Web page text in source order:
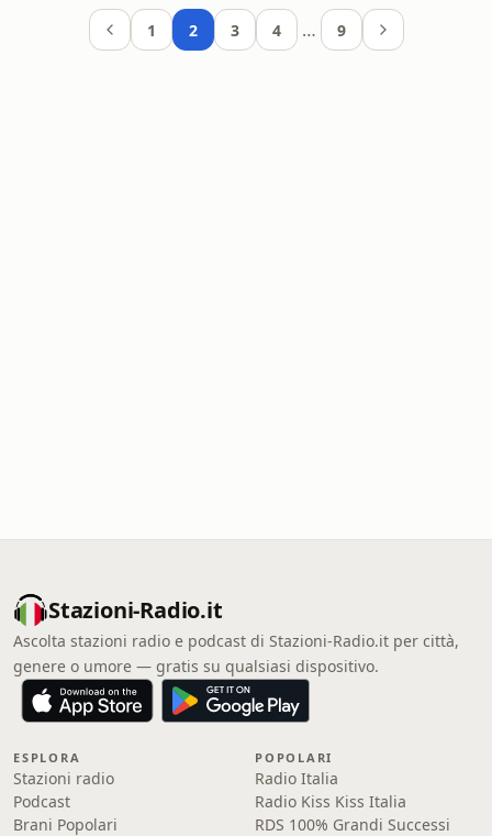
1 2 3 4 … 9
Stazioni-Radio.it
Ascolta stazioni radio e podcast di Stazioni-Radio.it per città,
genere o umore — gratis su qualsiasi dispositivo.
ESPLORA
Stazioni radio
Podcast
Brani Popolari
POPOLARI
Radio Italia
Radio Kiss Kiss Italia
RDS 100% Grandi Successi